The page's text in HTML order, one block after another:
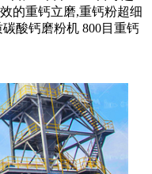
的重钙立磨,重钙粉超细
酸钙磨粉机 800目重钙